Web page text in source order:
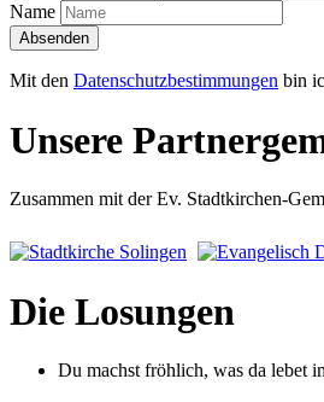
Name
Absenden
Mit den Datenschutzbestimmungen bin
Unsere
Zusammen mit der Ev. Stadtkirchen-
Die Losungen
Du machst fröhlich, was da lebet